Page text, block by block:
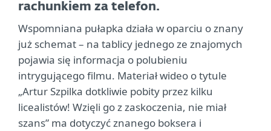
rachunkiem za telefon.
Wspomniana pułapka działa w oparciu o znany
już schemat – na tablicy jednego ze znajomych
pojawia się informacja o polubieniu
intrygującego filmu. Materiał wideo o tytule
„Artur Szpilka dotkliwie pobity przez kilku
licealistów! Wzięli go z zaskoczenia, nie miał
szans” ma dotyczyć znanego boksera i